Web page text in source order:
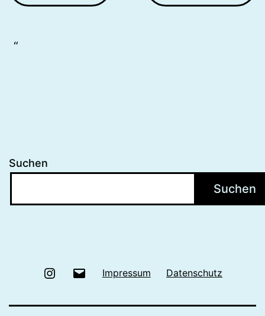
Suchen
Suchen
Instagram Impressum Datenschutz